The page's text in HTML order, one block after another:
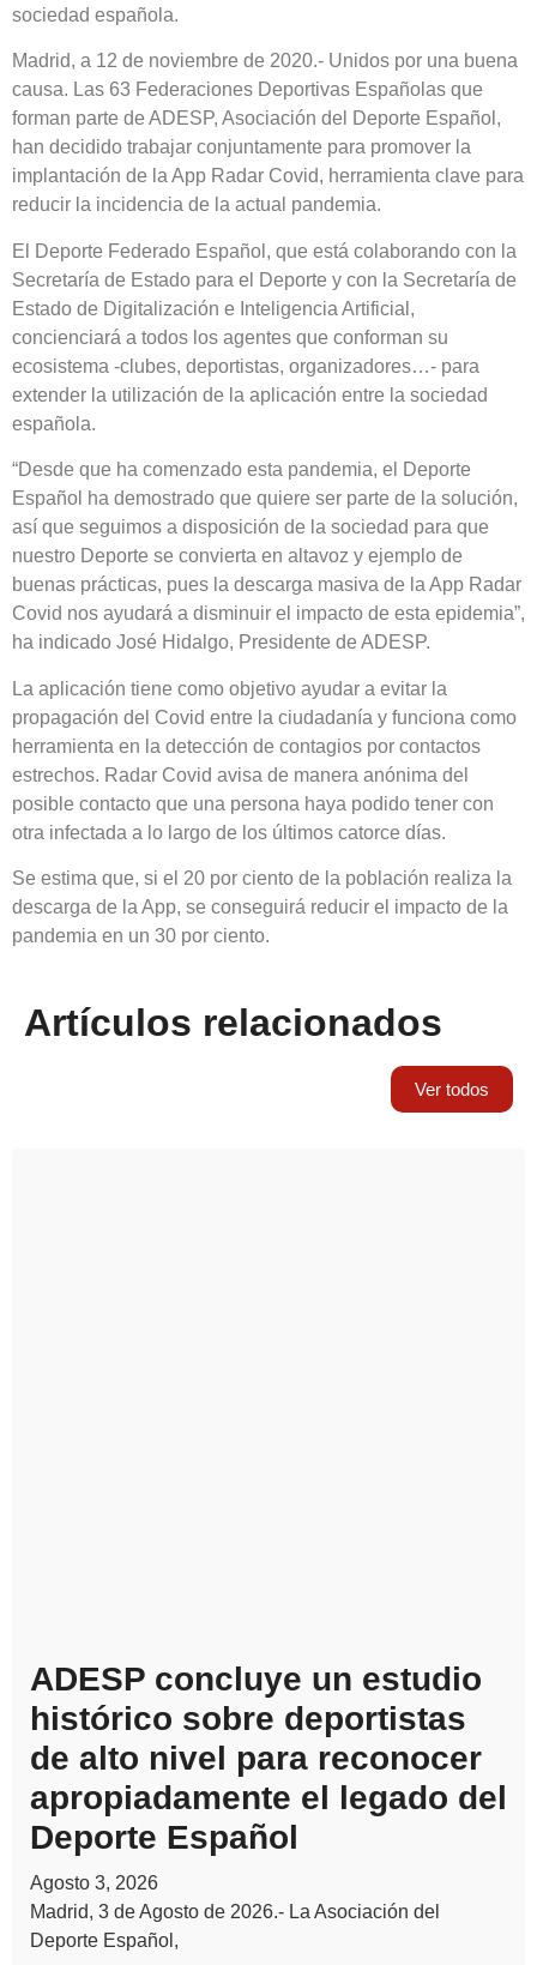
sociedad española.
Madrid, a 12 de noviembre de 2020.- Unidos por una buena
causa. Las 63 Federaciones Deportivas Españolas que
forman parte de ADESP, Asociación del Deporte Español,
han decidido trabajar conjuntamente para promover la
implantación de la App Radar Covid, herramienta clave para
reducir la incidencia de la actual pandemia.
El Deporte Federado Español, que está colaborando con la
Secretaría de Estado para el Deporte y con la Secretaría de
Estado de Digitalización e Inteligencia Artificial,
concienciará a todos los agentes que conforman su
ecosistema -clubes, deportistas, organizadores…- para
extender la utilización de la aplicación entre la sociedad
española.
“Desde que ha comenzado esta pandemia, el Deporte
Español ha demostrado que quiere ser parte de la solución,
así que seguimos a disposición de la sociedad para que
nuestro Deporte se convierta en altavoz y ejemplo de
buenas prácticas, pues la descarga masiva de la App Radar
Covid nos ayudará a disminuir el impacto de esta epidemia”,
ha indicado José Hidalgo, Presidente de ADESP.
La aplicación tiene como objetivo ayudar a evitar la
propagación del Covid entre la ciudadanía y funciona como
herramienta en la detección de contagios por contactos
estrechos. Radar Covid avisa de manera anónima del
posible contacto que una persona haya podido tener con
otra infectada a lo largo de los últimos catorce días.
Se estima que, si el 20 por ciento de la población realiza la
descarga de la App, se conseguirá reducir el impacto de la
pandemia en un 30 por ciento.
Artículos relacionados
Ver todos
ADESP concluye un estudio
histórico sobre deportistas
de alto nivel para reconocer
apropiadamente el legado del
Deporte Español
Agosto 3, 2026
Madrid, 3 de Agosto de 2026.- La Asociación del
Deporte Español,